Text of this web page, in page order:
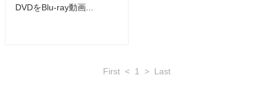
DVDをBlu-ray動画...
First < 1 > Last